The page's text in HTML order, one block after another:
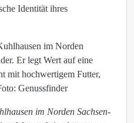
Identität ihres
im Norden Sachsen-